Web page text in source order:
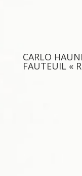
CARLO
FAUTEUIL «